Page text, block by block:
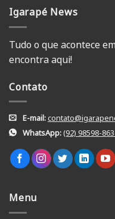
Igarapé News
Tudo o que acontece
encontra aqui!
Contato
E-mail:
WhatsApp:(92) 98598-
Menu